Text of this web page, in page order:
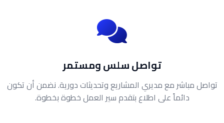
تواصل سلس ومستمر
تواصل مباشر مع مديري المشاريع وتحديثات دورية. نضمن أن تكون
دائماً على اطلاع بتقدم سير العمل خطوة بخطوة.